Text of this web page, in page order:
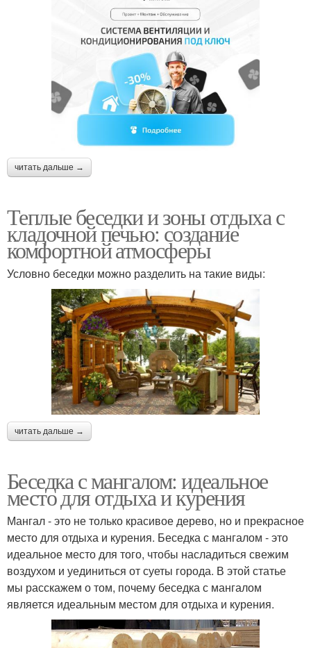
читать дальше →
Теплые беседки и зоны отдыха с
кладочной печью: создание
комфортной атмосферы
Условно беседки можно разделить на такие виды:
читать дальше →
Беседка с мангалом: идеальное
место для отдыха и курения
Мангал - это не только красивое дерево, но и прекрасное
место для отдыха и курения. Беседка с мангалом - это
идеальное место для того, чтобы насладиться свежим
воздухом и уединиться от суеты города. В этой статье
мы расскажем о том, почему беседка с мангалом
является идеальным местом для отдыха и курения.